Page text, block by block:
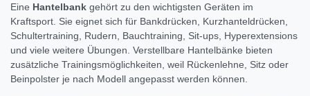
Eine Hantelbank gehört zu den wichtigsten Geräten im
Kraftsport. Sie eignet sich für Bankdrücken, Kurzhanteldrücken,
Schultertraining, Rudern, Bauchtraining, Sit-ups, Hyperextensions
und viele weitere Übungen. Verstellbare Hantelbänke bieten
zusätzliche Trainingsmöglichkeiten, weil Rückenlehne, Sitz oder
Beinpolster je nach Modell angepasst werden können.